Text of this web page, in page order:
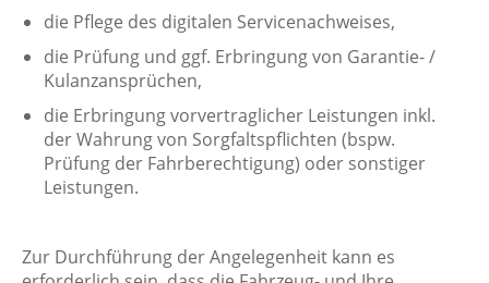
die Pflege des digitalen Servicenachweises,
die Prüfung und ggf. Erbringung von Garantie- /
Kulanzansprüchen,
die Erbringung vorvertraglicher Leistungen inkl.
der Wahrung von Sorgfaltspflichten (bspw.
Prüfung der Fahrberechtigung) oder sonstiger
Leistungen.
Zur Durchführung der Angelegenheit kann es